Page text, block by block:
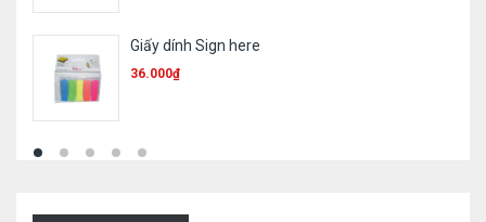
Giấy dính Sign here
36.000₫